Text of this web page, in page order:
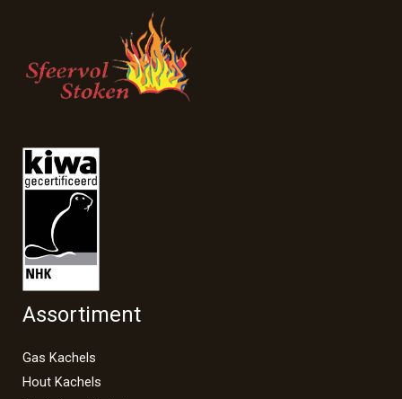
Assortiment
Gas Kachels
Hout Kachels